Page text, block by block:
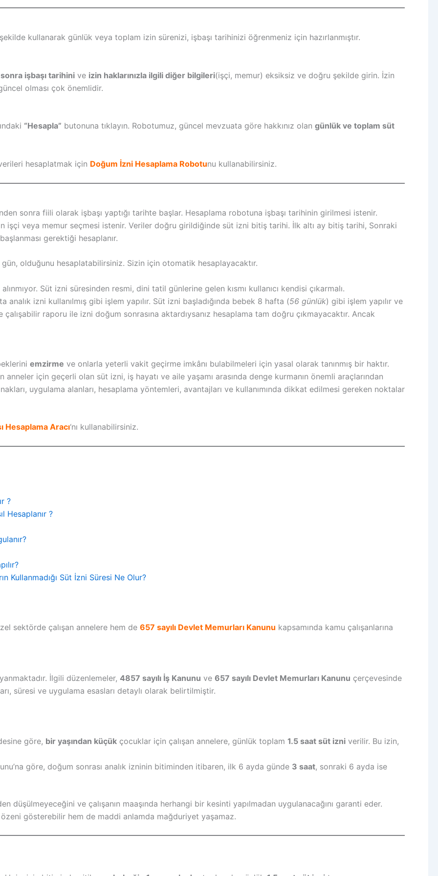
şekilde kullanarak günlük veya toplam izin sürenizi, işbaşı tarihinizi öğrenmeniz için hazırlanmıştır.
işbaşı tarihini ve izin haklarınızla ilgili diğer bilgileri(işçi, memur) eksiksiz ve doğru şekilde girin. İzin
olması çok önemlidir.
“Hesapla” butonuna tıklayın. Robotumuz, güncel mevzuata göre hakkınız olan günlük ve toplam süt
hesaplatmak için Doğum İzni Hesaplama Robotunu kullanabilirsiniz.
sonra fiili olarak işbaşı yaptığı tarihte başlar. Hesaplama robotuna işbaşı tarihinin girilmesi istenir.
işçi veya memur seçmesi istenir. Veriler doğru girildiğinde süt izni bitiş tarihi. İlk altı ay bitiş tarihi, Sonraki
gerektiği hesaplanır.
olduğunu hesaplatabilirsiniz. Sizin için otomatik hesaplayacaktır.
Süt izni süresinden resmi, dini tatil günlerine gelen kısmı kullanıcı kendisi çıkarmalı.
izni kullanılmış gibi işlem yapılır. Süt izni başladığında bebek 8 hafta (56 günlük) gibi işlem yapılır ve
raporu ile izni doğum sonrasına aktardıysanız hesaplama tam doğru çıkmayacaktır. Ancak
emzirme ve onlarla yeterli vakit geçirme imkânı bulabilmeleri için yasal olarak tanınmış bir haktır.
anneler için geçerli olan süt izni, iş hayatı ve aile yaşamı arasında denge kurmanın önemli araçlarından
uygulama alanları, hesaplama yöntemleri, avantajları ve kullanımında dikkat edilmesi gereken noktalar
Hesaplama Aracı‘nı kullanabilirsiniz.
?
Hesaplanır ?
Kullanmadığı Süt İzni Süresi Ne Olur?
sektörde çalışan annelere hem de 657 sayılı Devlet Memurları Kanunu kapsamında kamu çalışanlarına
İlgili düzenlemeler, 4857 sayılı İş Kanunu ve 657 sayılı Devlet Memurları Kanunu çerçevesinde
süresi ve uygulama esasları detaylı olarak belirtilmiştir.
göre, bir yaşından küçük çocuklar için çalışan annelere, günlük toplam 1.5 saat süt izni verilir. Bu izin,
göre, doğum sonrası analık izninin bitiminden itibaren, ilk 6 ayda günde 3 saat, sonraki 6 ayda ise
düşülmeyeceğini ve çalışanın maaşında herhangi bir kesinti yapılmadan uygulanacağını garanti eder.
gösterebilir hem de maddi anlamda mağduriyet yaşamaz.